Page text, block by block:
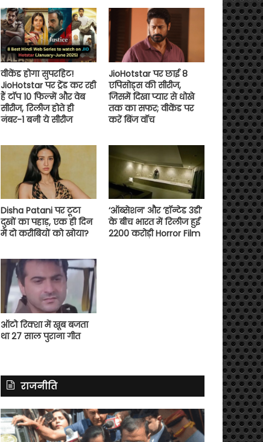
वीकेंड होगा सुपरहिट!
JioHotstar पर ट्रेंड कर रही
हैं टॉप 10 फिल्में और वेब
सीरीज, रिलीज होते ही
नंबर-1 बनी ये सीरीज
JioHotstar पर छाई 8
एपिसोड्स की सीरीज,
जिसमें दिखा प्यार से धोखे
तक का सफर; वीकेंड पर
करें बिंज वॉच
Disha Patani पर टूटा
दुखों का पहाड़, एक ही दिन
में दो करीबियों को खोया?
‘ऑब्सेशन’ और ‘हॉन्टेड 3डी’
के बीच भारत में रिलीज हुई
2200 करोड़ी Horror Film
ऑटो रिक्शा में खूब बजता
था 27 साल पुराना गीत
राजनीति